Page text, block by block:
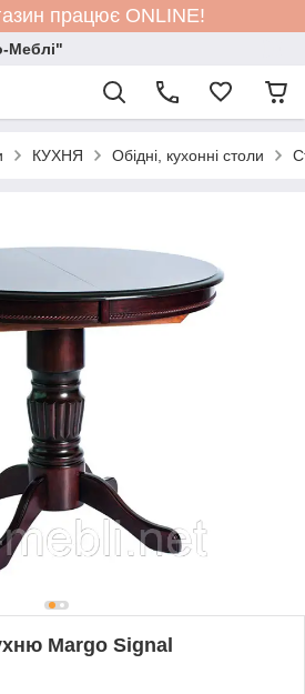
працює ONLINE!
Меблі"
КУХНЯ Обідні, кухонні столи
Margo Signal